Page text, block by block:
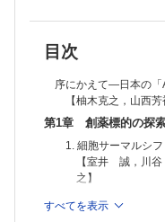
Ⅱ．生成研究
4. 生成AIで構築する化
三のリソース設計学【榊
6. 合成可能性を考慮し
田慎之助，山西芳裕，津
7. データ駆動型アプロ
8. 生成AIによる化学構
ョン技術による最適化
9. トランスクリプトー
山中知茂，山西芳裕】
10. データ駆動型最適
目次
序にかえて―日本の「
【柚木克之，山西芳
第1章 創薬標的の探
1. 細胞サーマルシ
【室井 誠，川
之】
2. タンパク質熱安
野 敦，松本雅記
すべてを表示